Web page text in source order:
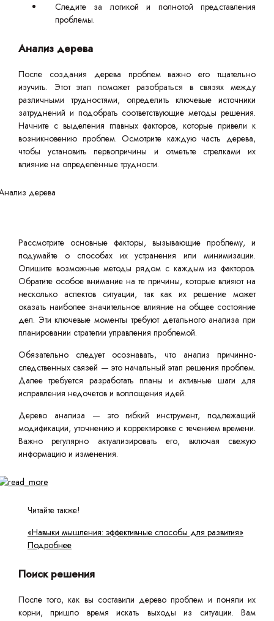
Следите за логикой и полнотой представления
проблемы.
Анализ дерева
После создания дерева проблем важно его тщательно
изучить. Этот этап поможет разобраться в связях между
различными трудностями, определить ключевые источники
затруднений и подобрать соответствующие методы решения.
Начните с выделения главных факторов, которые привели к
возникновению проблем. Осмотрите каждую часть дерева,
чтобы установить первопричины и отметьте стрелками их
влияние на определённые трудности.
Рассмотрите основные факторы, вызывающие проблему, и
подумайте о способах их устранения или минимизации.
Опишите возможные методы рядом с каждым из факторов.
Обратите особое внимание на те причины, которые влияют на
несколько аспектов ситуации, так как их решение может
оказать наиболее значительное влияние на общее состояние
дел. Эти ключевые моменты требуют детального анализа при
планировании стратегии управления проблемой.
Обязательно следует осознавать, что анализ причинно-
следственных связей — это начальный этап решения проблем.
Далее требуется разработать планы и активные шаги для
исправления недочетов и воплощения идей.
Дерево анализа — это гибкий инструмент, подлежащий
модификации, уточнению и корректировке с течением времени.
Важно регулярно актуализировать его, включая свежую
информацию и изменения.
Читайте также!
«Навыки мышления: эффективные способы для развития»
Подробнее
Поиск решения
После того, как вы составили дерево проблем и поняли их
корни, пришло время искать выходы из ситуации. Вам